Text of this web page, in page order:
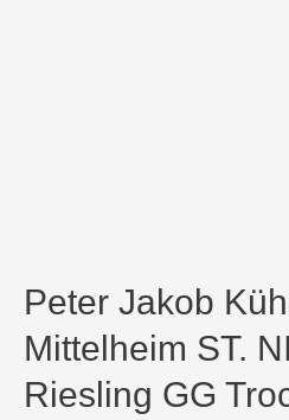
Peter Jakob
Mittelheim ST.
Riesling GG